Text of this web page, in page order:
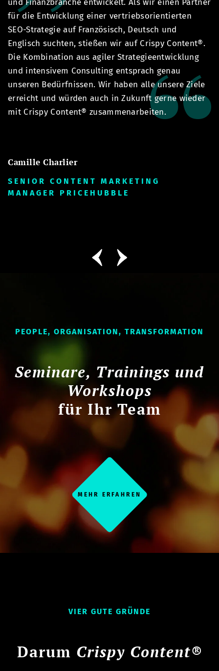
für die Entwicklung einer vertriebsorientierten
SEO-Strategie auf Französisch, Deutsch und
Englisch suchten, stießen wir auf Crispy Content®.
Die Kombination aus agiler Strategieentwicklung
und intensivem Consulting entsprach genau
unseren Bedürfnissen. Wir haben alle unsere Ziele
erreicht und würden auch in Zukunft gerne wieder
mit Crispy Content® zusammenarbeiten.
Camille Charlier
SENIOR CONTENT MARKETING
MANAGER PRICEHUBBLE
PEOPLE, ORGANISATION, TRANSFORMATION
Seminare, Trainings und
Workshops
für Ihr Team
MEHR ERFAHREN
VIER GUTE GRÜNDE
Darum Crispy Content®